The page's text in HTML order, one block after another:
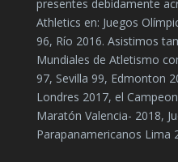
presentes debidamente
Athletics en: Juegos
96, Río 2016. Asistimos
Mundiales de Atletismo
97, Sevilla 99, Edmonton
Londres 2017, el
Maratón Valencia- 2018,
Parapanamericanos Lima